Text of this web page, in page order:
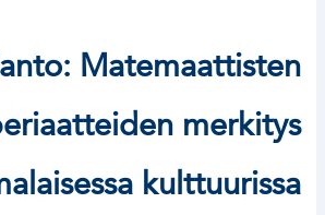
Matemaattisten
merkitys
kulttuurissa